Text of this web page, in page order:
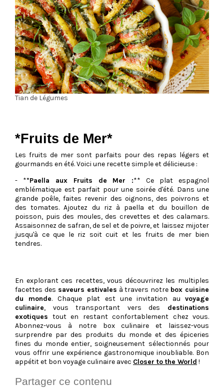
Tian de Légumes
*Fruits de Mer*
Les fruits de mer sont parfaits pour des repas légers et
gourmands en été. Voici une recette simple et délicieuse :
- **Paella aux Fruits de Mer :** Ce plat espagnol
emblématique est parfait pour une soirée d'été. Dans une
grande poêle, faites revenir des oignons, des poivrons et
des tomates. Ajoutez du riz à paella et du bouillon de
poisson, puis des moules, des crevettes et des calamars.
Assaisonnez de safran, de sel et de poivre, et laissez mijoter
jusqu'à ce que le riz soit cuit et les fruits de mer bien
tendres.
En explorant ces recettes, vous découvrirez les multiples
facettes des saveurs estivales à travers notre box cuisine
du monde. Chaque plat est une invitation au voyage
culinaire, vous transportant vers des destinations
exotiques tout en restant confortablement chez vous.
Abonnez-vous à notre box culinaire et laissez-vous
surprendre par des produits du monde et des épiceries
fines du mondeentier, soigneusement sélectionnés pour
vous offrir une expérience gastronomique inoubliable. Bon
appétit et bon voyage culinaire avec Closer to the World !
Partager ce contenu